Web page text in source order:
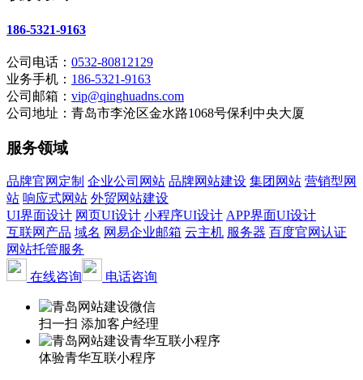
186-5321-9163
公司电话： 0532-80812129
业务手机： 186-5321-9163
公司邮箱： vip@qinghuadns.com
公司地址：青岛市李沧区金水路1068号保利中央大厦
服务领域
品牌官网定制 企业公司网站 品牌网站建设 集团网站 营销型网
站 响应式网站 外贸网站建设
UI界面设计 网页UI设计 小程序UI设计 APP界面UI设计
互联网产品 域名 网易企业邮箱 云主机 服务器 百度官网认证
网站托管服务
在线咨询
电话咨询
扫一扫 添加客户经理
体验青华互联小程序